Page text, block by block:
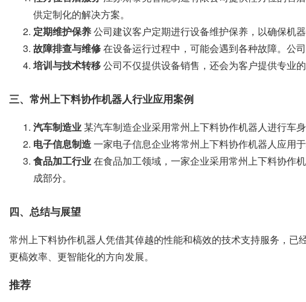
供定制化的解决方案。
定期维护保养公司建议客户定期进行设备维护保养，以确保机
故障排查与维修在设备运行过程中，可能会遇到各种故障。公
培训与技术转移公司不仅提供设备销售，还会为客户提供专业
三、常州上下料协作机器人行业应用案例
汽车制造业某汽车制造企业采用常州上下料协作机器人进行车
电子信息制造一家电子信息企业将常州上下料协作机器人应用
食品加工行业在食品加工领域，一家企业采用常州上下料协作
成部分。
四、总结与展望
常州上下料协作机器人凭借其倬越的性能和槁效的技术支持服务，
更槁效率、更智能化的方向发展。
推荐